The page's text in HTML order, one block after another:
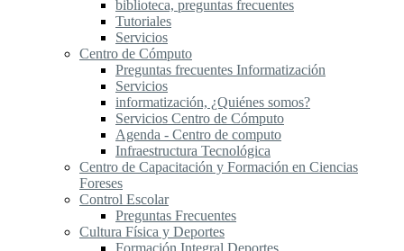
biblioteca, preguntas frecuentes
Tutoriales
Servicios
Centro de Cómputo
Preguntas frecuentes Informatización
Servicios
informatización, ¿Quiénes somos?
Servicios Centro de Cómputo
Agenda - Centro de computo
Infraestructura Tecnológica
Centro de Capacitación y Formación en Ciencias
Foreses
Control Escolar
Preguntas Frecuentes
Cultura Física y Deportes